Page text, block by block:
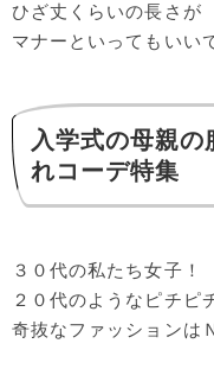
ひざ丈くらいの長さが
マナーといってもいい
入学式の母親
れコーデ特集
３０代の私たち女子！
２０代のようなピチピ
奇抜なファッションは